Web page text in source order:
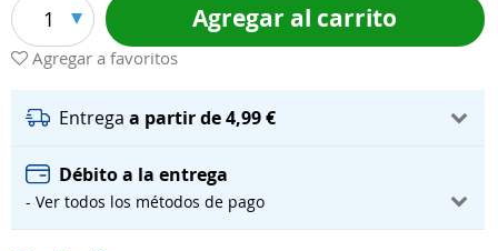
1 Agregar al carrito
Agregar a favoritos
Entrega a partir de 4,99 €
Débito a la entrega
- Ver todos los métodos de pago